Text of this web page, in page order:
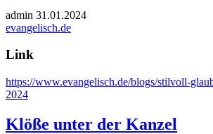
admin 31.01.2024
evangelisch.de
Link
https://www.evangelisch.de/blogs/stilvoll-
2024
Klöße unter der Kanzel